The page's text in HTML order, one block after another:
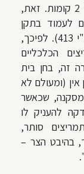
לפני ה-1 בינואר 1980, ואשר גובהם מעל 2 קומות. זאת,
לעמוד בתקן
המחמיר לעמידות בפני רעידות אדמה (ת"י 413). לפיכך,
הכלכליים
זה, בחן בית
(ומעולם לא
שכאשר
להעניק לו
38. מתן תמריצים סותר,
בהיבט הצר –